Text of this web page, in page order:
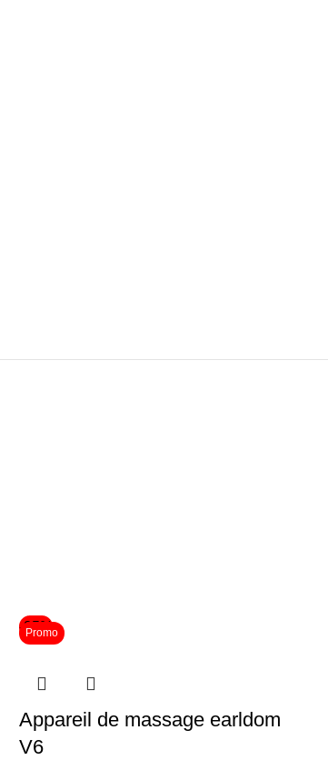
-25%
Promo
Appareil de massage earldom
V6